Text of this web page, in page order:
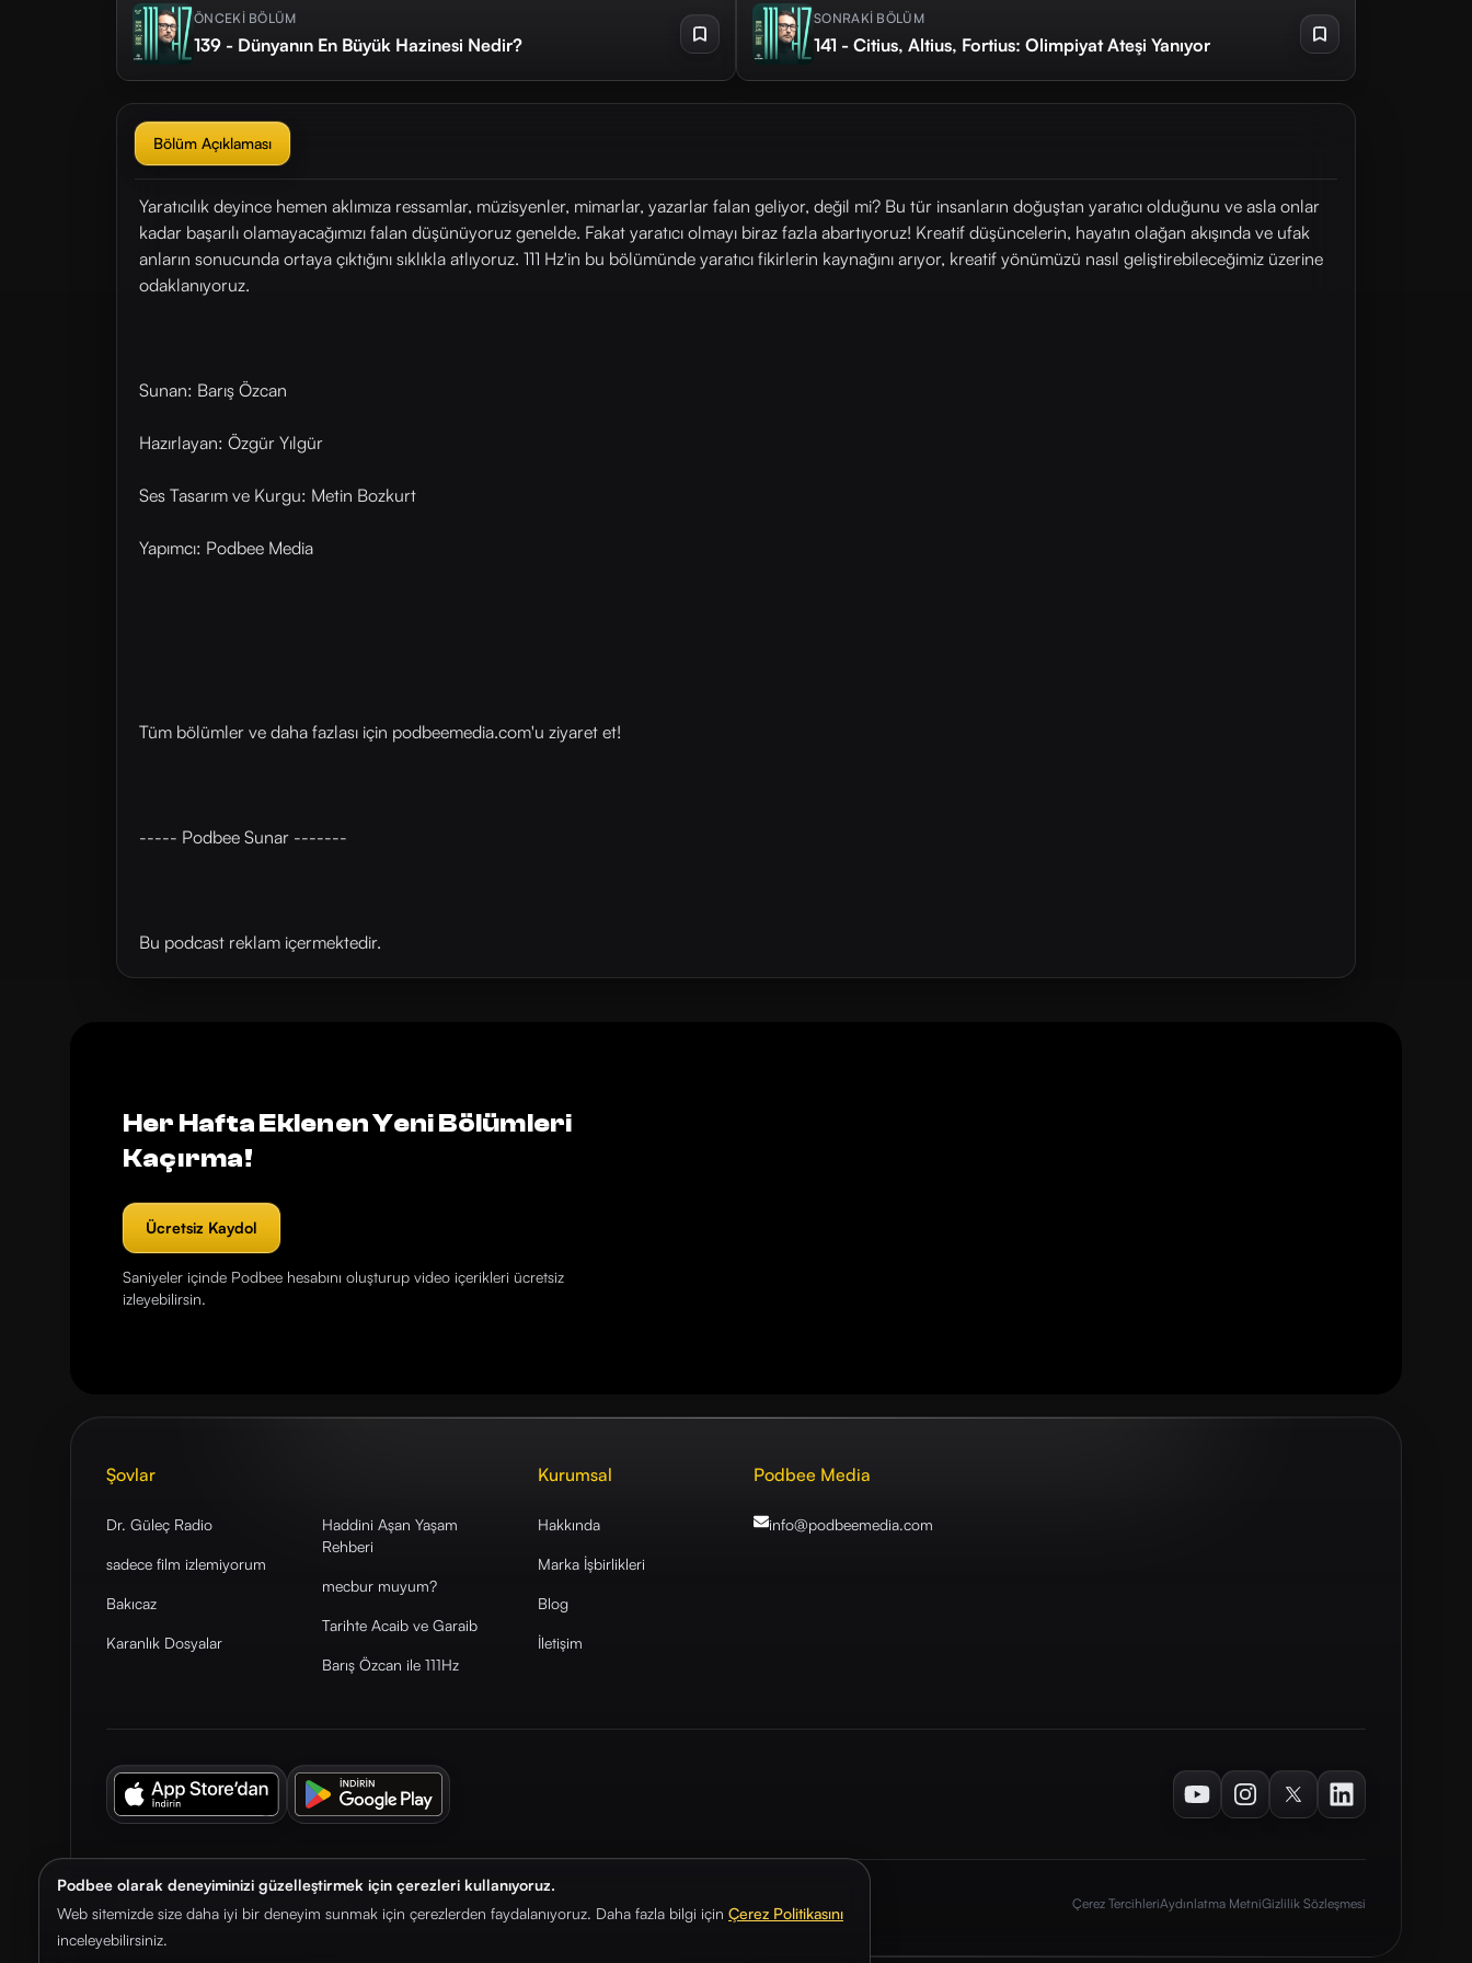
Podbee olarak deneyiminizi güzelleştirmek için çerezleri kullanıyoruz.
Web sitemizde size daha iyi bir deneyim sunmak için çerezlerden faydalanıyoruz. Daha fazla bilgi için Çerez Politikasını
inceleyebilirsiniz.
ÖNCEKİ BÖLÜM
139 - Dünyanın En Büyük Hazinesi Nedir?
SONRAKİ BÖLÜM
141 - Citius, Altius, Fortius: Olimpiyat Ateşi Yanıyor
Bölüm Açıklaması
Yaratıcılık deyince hemen aklımıza ressamlar, müzisyenler, mimarlar, yazarlar falan geliyor, değil mi? Bu tür insanların doğuştan yaratıcı olduğunu ve asla onlar
kadar başarılı olamayacağımızı falan düşünüyoruz genelde. Fakat yaratıcı olmayı biraz fazla abartıyoruz! Kreatif düşüncelerin, hayatın olağan akışında ve ufak
anların sonucunda ortaya çıktığını sıklıkla atlıyoruz. 111 Hz'in bu bölümünde yaratıcı fikirlerin kaynağını arıyor, kreatif yönümüzü nasıl geliştirebileceğimiz üzerine
odaklanıyoruz.
Sunan: Barış Özcan
Hazırlayan: Özgür Yılgür
Ses Tasarım ve Kurgu: Metin Bozkurt
Yapımcı: Podbee Media
Tüm bölümler ve daha fazlası için ⁠⁠podbeemedia.com⁠⁠'u ziyaret et!
----- Podbee Sunar -------
Bu podcast reklam içermektedir.
Her Hafta Eklenen Yeni Bölümleri
Kaçırma!
Ücretsiz Kaydol
Saniyeler içinde Podbee hesabını oluşturup video içerikleri ücretsiz
izleyebilirsin.
Şovlar
Dr. Güleç Radio
sadece film izlemiyorum
Bakıcaz
Karanlık Dosyalar
Haddini Aşan Yaşam
Rehberi
mecbur muyum?
Tarihte Acaib ve Garaib
Barış Özcan ile 111Hz
Kurumsal
Hakkında
Marka İşbirlikleri
Blog
İletişim
Podbee Media
info@podbeemedia.com
YoutubeInstagramTwitterLinkedIn
© 2026. Podbee Media. Tüm hakları saklıdır. Çerez TercihleriAydınlatma MetniGizlilik Sözleşmesi